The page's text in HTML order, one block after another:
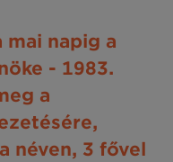
mai napig a
- 1983.
a
néven, 3 fővel